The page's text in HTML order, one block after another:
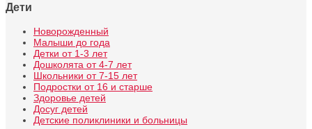
Дети
Новорожденный
Малыши до года
Детки от 1-3 лет
Дошколята от 4-7 лет
Школьники от 7-15 лет
Подростки от 16 и старше
Здоровье детей
Досуг детей
Детские поликлиники и больницы